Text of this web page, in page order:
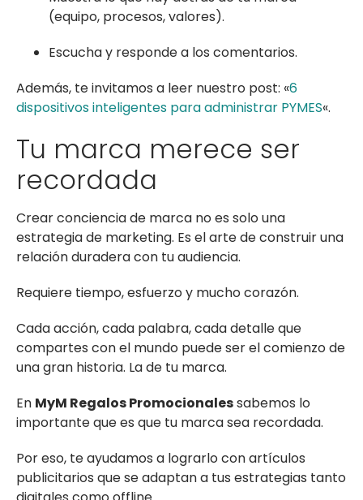
(equipo, procesos, valores).
Escucha y responde a los comentarios.
Además, te invitamos a leer nuestro post: «6
dispositivos inteligentes para administrar PYMES«.
Tu marca merece ser
recordada
Crear conciencia de marca no es solo una
estrategia de marketing. Es el arte de construir una
relación duradera con tu audiencia.
Requiere tiempo, esfuerzo y mucho corazón.
Cada acción, cada palabra, cada detalle que
compartes con el mundo puede ser el comienzo de
una gran historia. La de tu marca.
En MyM Regalos Promocionalessabemos lo
importante que es que tu marca sea recordada.
Por eso, te ayudamos a lograrlo con artículos
publicitarios que se adaptan a tus estrategias tanto